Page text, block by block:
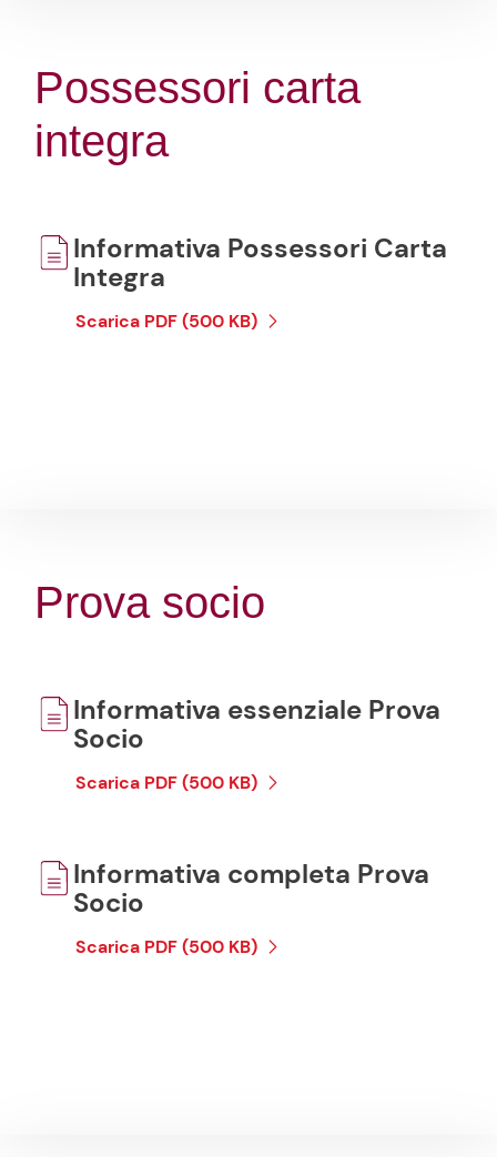
Possessori carta
integra
Informativa Possessori Carta
Integra
Scarica PDF (500 KB)
Prova socio
Informativa essenziale Prova
Socio
Scarica PDF (500 KB)
Informativa completa Prova
Socio
Scarica PDF (500 KB)